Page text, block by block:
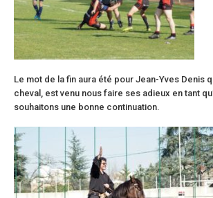
Le mot de la fin aura été pour Jean-Yves Denis
cheval, est venu nous faire ses adieux en tant
souhaitons une bonne continuation.